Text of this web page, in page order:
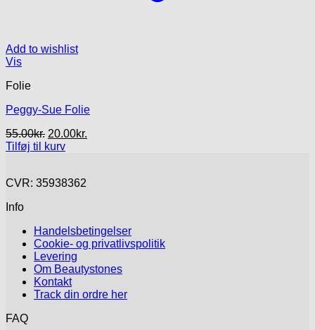
Add to wishlist
Vis
Folie
Peggy-Sue Folie
55.00kr. Den
oprindelige
55.00kr..
20.00kr.
Tilføj til kurv
CVR: 35938362
Info
Handelsbetingelser
Cookie- og privatlivspolitik
Levering
Om Beautystones
Kontakt
Track din ordre her
FAQ